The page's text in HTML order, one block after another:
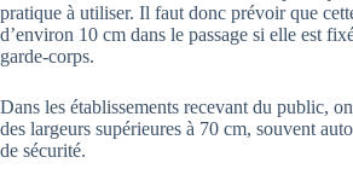
pratique à utiliser. Il faut donc prévoir que
d’environ 10 cm dans le passage si elle est
garde-corps.
Dans les établissements recevant du public,
des largeurs supérieures à 70 cm, souvent
de sécurité.